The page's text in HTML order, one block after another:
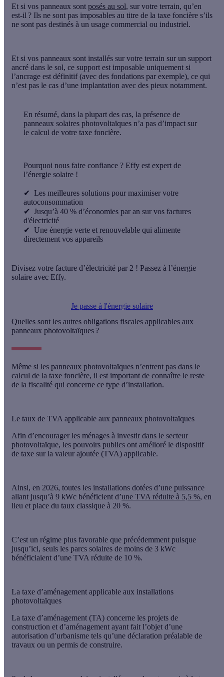
Et si vos panneaux sont posés au sol, sur votre terrain, qu’en
est-il ? Ils ne sont pas imposables au titre de la taxe foncière s’ils
ne sont pas destinés à un usage commercial ou industriel.
Et si vos panneaux sont installés sur votre terrain sur un support
ancré dans le sol, ce support est imposable uniquement si
l’ancrage est définitif(avec des fondations par exemple), ce qui
n’est pas le cas d’une implantation avec des pieux notamment.
En résumé, dans la plupart des cas, la présence de
panneaux solaires photovoltaïques n’a pas d’impact sur
le calcul de votre taxe foncière.
Pourquoi nous faire confiance ? Effy est expert de
l’énergie solaire !
✔ Les meilleures solutions pour maximiser votre
autoconsommation
✔ Jusqu’à 40 % d’économies par an sur vos factures
d'électricité
✔ Une énergie verte et renouvelable qui alimente
directement vos appareils
Divisez votre facture d’électricité par 2 ! Passez à l’énergie
solaire avec Effy.
Je passe à l'énergie solaire
Quelles sont les autres obligations fiscales applicables aux
panneaux photovoltaïques ?
Même si les panneaux photovoltaïques n’entrent pas dans le
calcul de la taxe foncière, il est important de connaître le reste
de la fiscalité qui concerne ce type d’installation.
Le taux de TVA applicable aux panneaux photovoltaïques
Afin d’encourager les ménages à investir dans le secteur
photovoltaïque, les pouvoirs publics ont amélioré le dispositif
de taxe sur la valeur ajoutée (TVA) applicable.
Ainsi, en 2026, toutes les installations dotées d’une puissance
allant jusqu’à 9 kWc bénéficient d’une TVA réduite à 5,5 %, en
lieu et place du taux classique à 20 %.
C’est un régime plus favorable que précédemment puisque
jusqu’ici, seuls les parcs solaires de moins de 3 kWc
bénéficiaient d’une TVA réduite de 10 %.
La taxe d’aménagement applicable aux installations
photovoltaïques
La taxe d’aménagement (TA) concerne les projets de
construction et d’aménagement ayant fait l’objet d’une
autorisation d’urbanisme tels qu’une déclaration préalable de
travaux ou un permis de construire.